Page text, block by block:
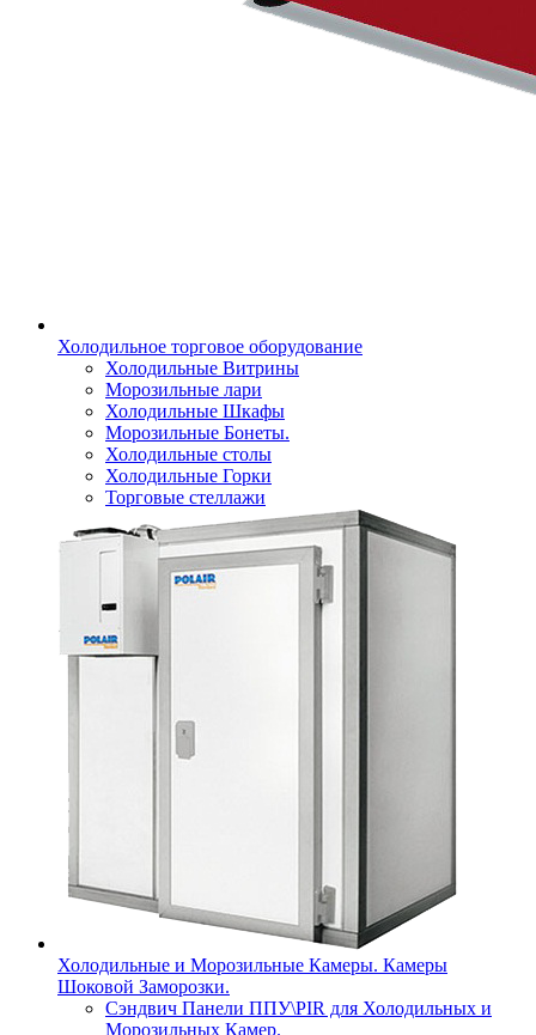
Холодильное торговое оборудование
Холодильные Витрины
Морозильные лари
Холодильные Шкафы
Морозильные Бонеты.
Холодильные столы
Холодильные Горки
Торговые стеллажи
Холодильные и Морозильные Камеры. Камеры
Шоковой Заморозки.
Сэндвич Панели ППУ\PIR для Холодильных и
Морозильных Камер.